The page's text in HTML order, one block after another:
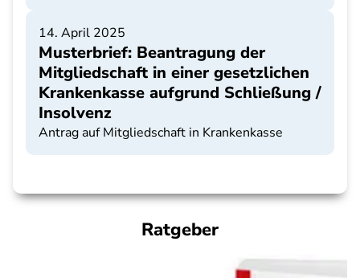
14. April 2025
Musterbrief: Beantragung der
Mitgliedschaft in einer gesetzlichen
Krankenkasse aufgrund Schließung /
Insolvenz
Antrag auf Mitgliedschaft in Krankenkasse
Ratgeber